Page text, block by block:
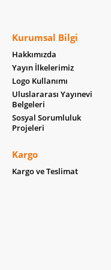
Kurumsal Bilgi
Hakkımızda
Yayın İlkelerimiz
Logo Kullanımı
Uluslararası Yayınevi
Belgeleri
Sosyal Sorumluluk
Projeleri
Kargo
Kargo ve Teslimat